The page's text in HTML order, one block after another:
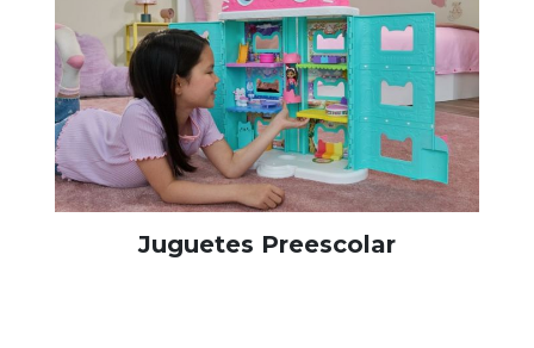
Juguetes Preescolar